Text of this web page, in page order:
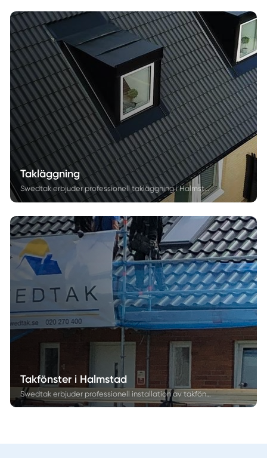
Takläggning
Swedtak erbjuder professionell takläggning i Halmstad med erfarna och utbildade takläggare i Halmstad. Vi hjälper villaägare att välja rätt takmaterial och genomföra takbyten på ett hållbart och kostnadseffektivt sätt. Läs vår stora guide om takläggning för att få en inblick i hela processen och få tips om vad man bör tänka på inför att byta tak.
Takfönster i Halmstad
Swedtak erbjuder professionell installation av takfönster i Halmstad, vilket ger ditt hem mer ljus och ökad trivsel. Våra erfarna takläggare i Halmstad hjälper dig att välja rätt takfönster, från val av material till placering, för att skapa ett optimalt ljusinsläpp. Läs mer om hur vi kan hjälpa dig att installera takfönster som både förbättrar ditt hem och sparar energi.